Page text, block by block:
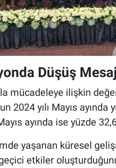
Düşüş
mücadeleye ilişkin
2024 yılı Mayıs ayında
ayında ise yüzde
yaşanan küresel
etkiler